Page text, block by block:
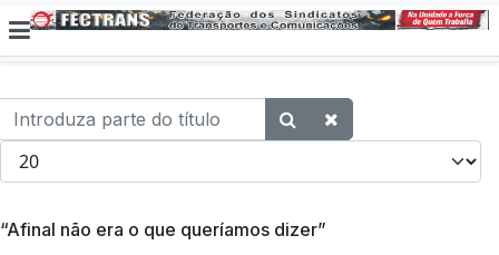
Introduza parte do título
Qtd. a exibir
“Afinal não era o que queríamos dizer”